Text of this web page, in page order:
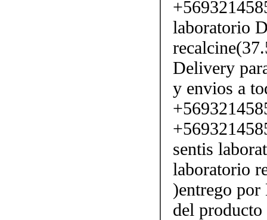
laboratorio
Delivery
y envios a
sentis
laboratorio
)entrego
del